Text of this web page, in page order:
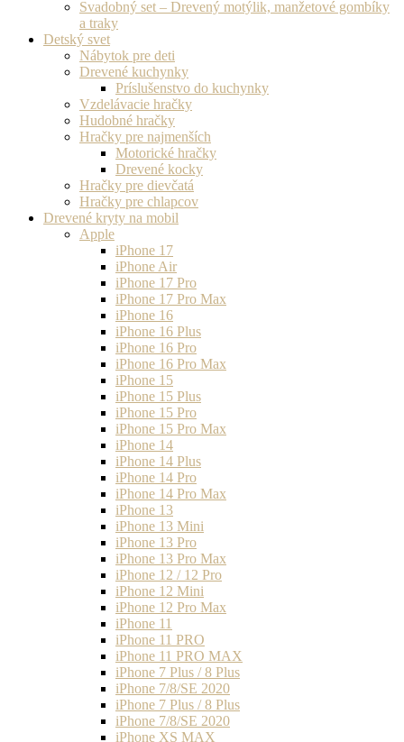
Svadobný set – Drevený motýlik, manžetové gombíky
a traky
Detský svet
Nábytok pre deti
Drevené kuchynky
Príslušenstvo do kuchynky
Vzdelávacie hračky
Hudobné hračky
Hračky pre najmenších
Motorické hračky
Drevené kocky
Hračky pre dievčatá
Hračky pre chlapcov
Drevené kryty na mobil
Apple
iPhone 17
iPhone Air
iPhone 17 Pro
iPhone 17 Pro Max
iPhone 16
iPhone 16 Plus
iPhone 16 Pro
iPhone 16 Pro Max
iPhone 15
iPhone 15 Plus
iPhone 15 Pro
iPhone 15 Pro Max
iPhone 14
iPhone 14 Plus
iPhone 14 Pro
iPhone 14 Pro Max
iPhone 13
iPhone 13 Mini
iPhone 13 Pro
iPhone 13 Pro Max
iPhone 12 / 12 Pro
iPhone 12 Mini
iPhone 12 Pro Max
iPhone 11
iPhone 11 PRO
iPhone 11 PRO MAX
iPhone 7 Plus / 8 Plus
iPhone 7/8/SE 2020
iPhone 7 Plus / 8 Plus
iPhone 7/8/SE 2020
iPhone XS MAX